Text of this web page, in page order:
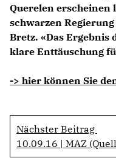
Querelen erscheinen
schwarzen
Bretz. «Das Ergebnis
klare Enttäuschung
-> hier können Sie
Nächster Beitrag
10.09.16 | MAZ